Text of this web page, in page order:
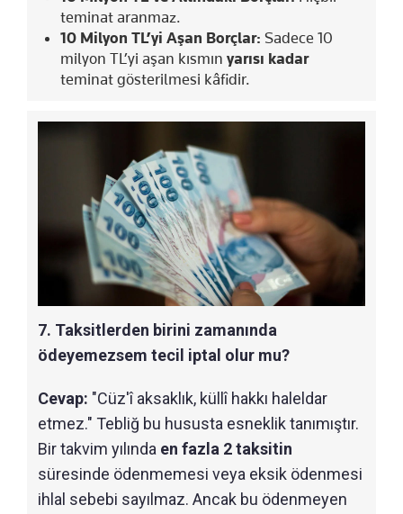
teminat aranmaz.
10 Milyon TL’yi Aşan Borçlar: Sadece 10
milyon TL’yi aşan kısmın yarısı kadar
teminat gösterilmesi kâfidir.
7. Taksitlerden birini zamanında
ödeyemezsem tecil iptal olur mu?
Cevap: "Cüz'î aksaklık, küllî hakkı haleldar
etmez." Tebliğ bu hususta esneklik tanımıştır.
Bir takvim yılında en fazla 2 taksitin
süresinde ödenmemesi veya eksik ödenmesi
ihlal sebebi sayılmaz. Ancak bu ödenmeyen